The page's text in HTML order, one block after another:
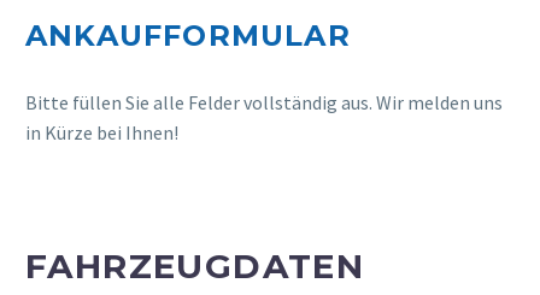
Professionelle und schnelle
ANKAUFFORMULAR
Bitte füllen Sie alle Felder vollständig aus. Wir melden uns
in Kürze bei Ihnen!
FAHRZEUGDATEN